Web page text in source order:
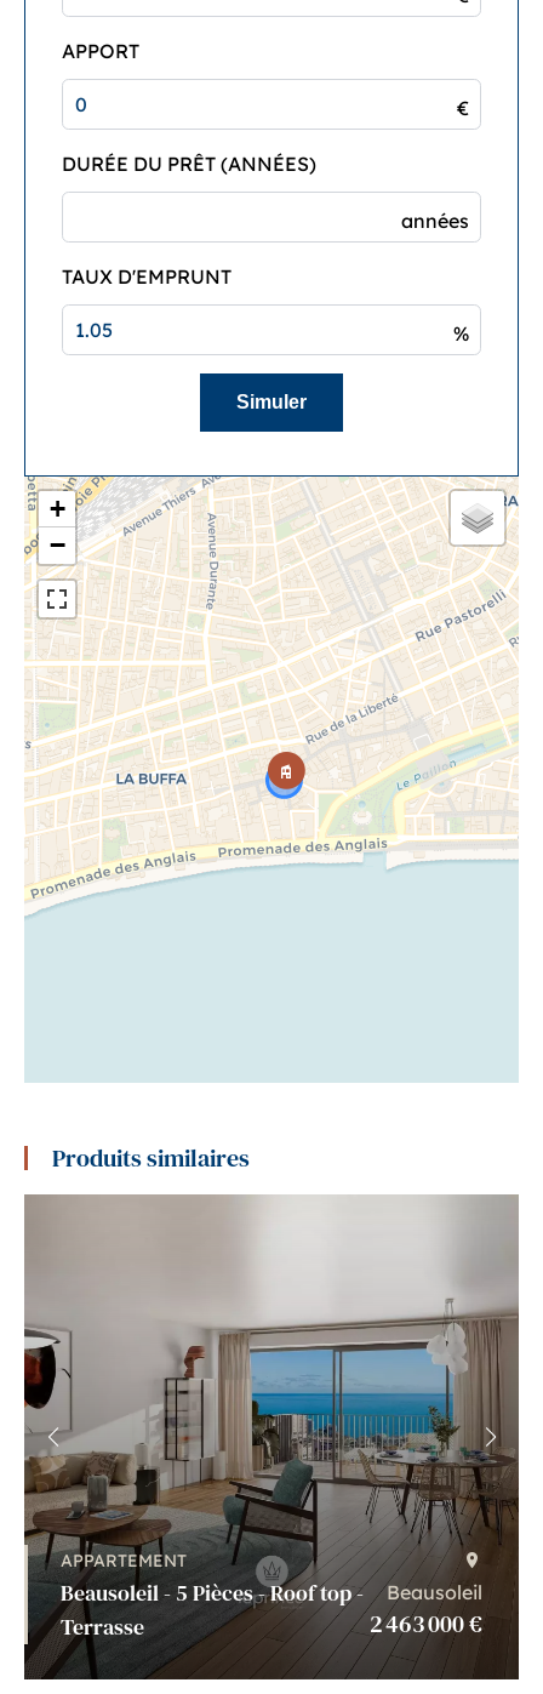
APPORT
€
DURÉE DU PRÊT (ANNÉES)
années
TAUX D'EMPRUNT
%
Simuler
+
−
Produits similaires
APPARTEMENT
Beausoleil - 5 Pièces - Roof top -
Terrasse
Beausoleil
2 463 000 €